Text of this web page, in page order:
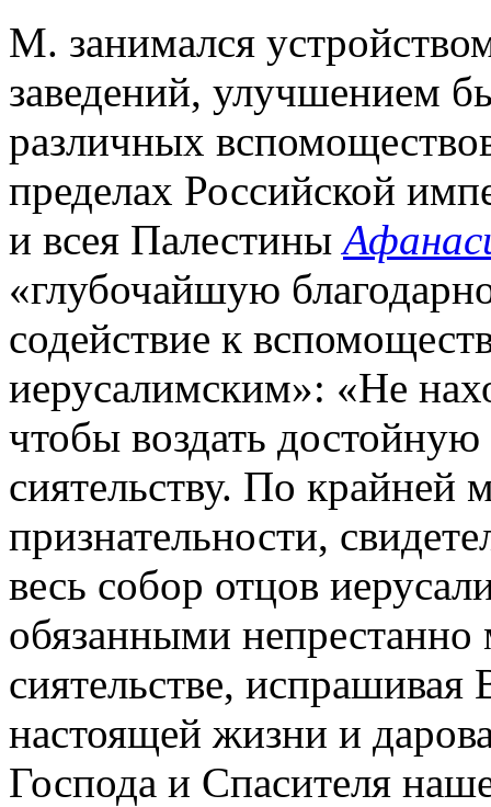
М. занимался
заведений, улучшением
различных
пределах Российской
и всея Палестины
«глубочайшую
содействие к
иерусалимским»: «Не
чтобы воздать
сиятельству. По крайней
признательности,
весь собор отцов
обязанными
сиятельстве,
настоящей жизни и
Господа и Спасителя